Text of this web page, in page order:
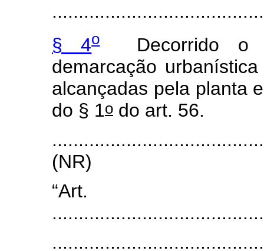
§ 4oDecorrido o
demarcação
alcançadas pela planta
do § 1o do art. 56.
(NR)